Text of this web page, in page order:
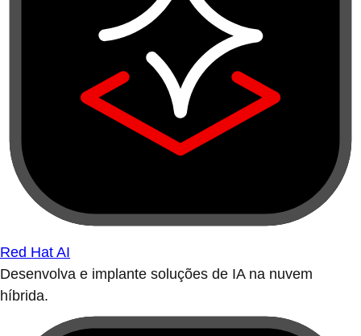
Red Hat AI
Desenvolva e implante soluções de IA na nuvem
híbrida.